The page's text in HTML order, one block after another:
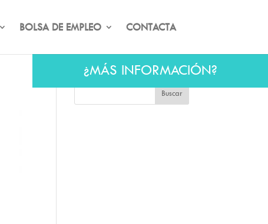
BOLSA DE EMPLEO CONTACTA
¿MÁS INFORMACIÓN?